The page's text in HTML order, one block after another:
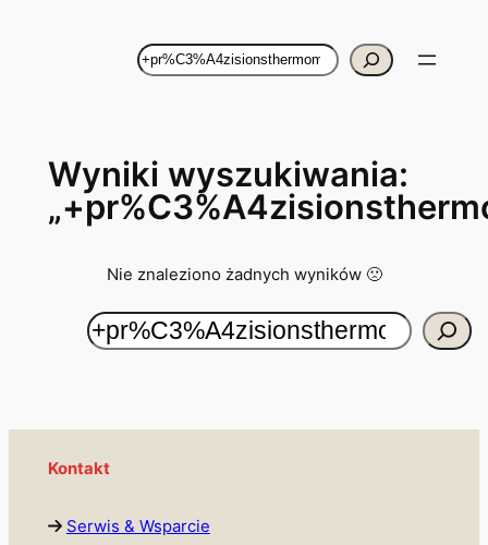
Szukaj
Wyniki wyszukiwania:
Nie znaleziono żadnych wyników 🙁
Szukaj
Kontakt
Serwis & Wsparcie